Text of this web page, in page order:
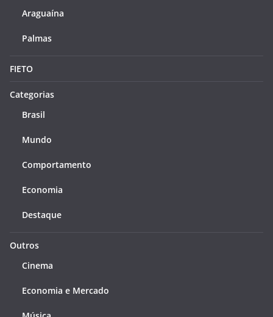
Araguaína
Palmas
FIETO
Categorias
Brasil
Mundo
Comportamento
Economia
Destaque
Outros
Cinema
Economia e Mercado